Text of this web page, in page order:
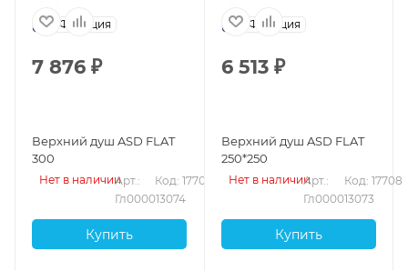
Франция
7 876 ₽
Верхний душ ASD FLAT
300
Нет в наличииАрт.:
Гл000013074
Код: 17709
Купить
Франция
6 513₽
Верхний душ ASD FLAT
250*250
Нет в наличииАрт.:
Гл000013073
Код: 17708
Купить